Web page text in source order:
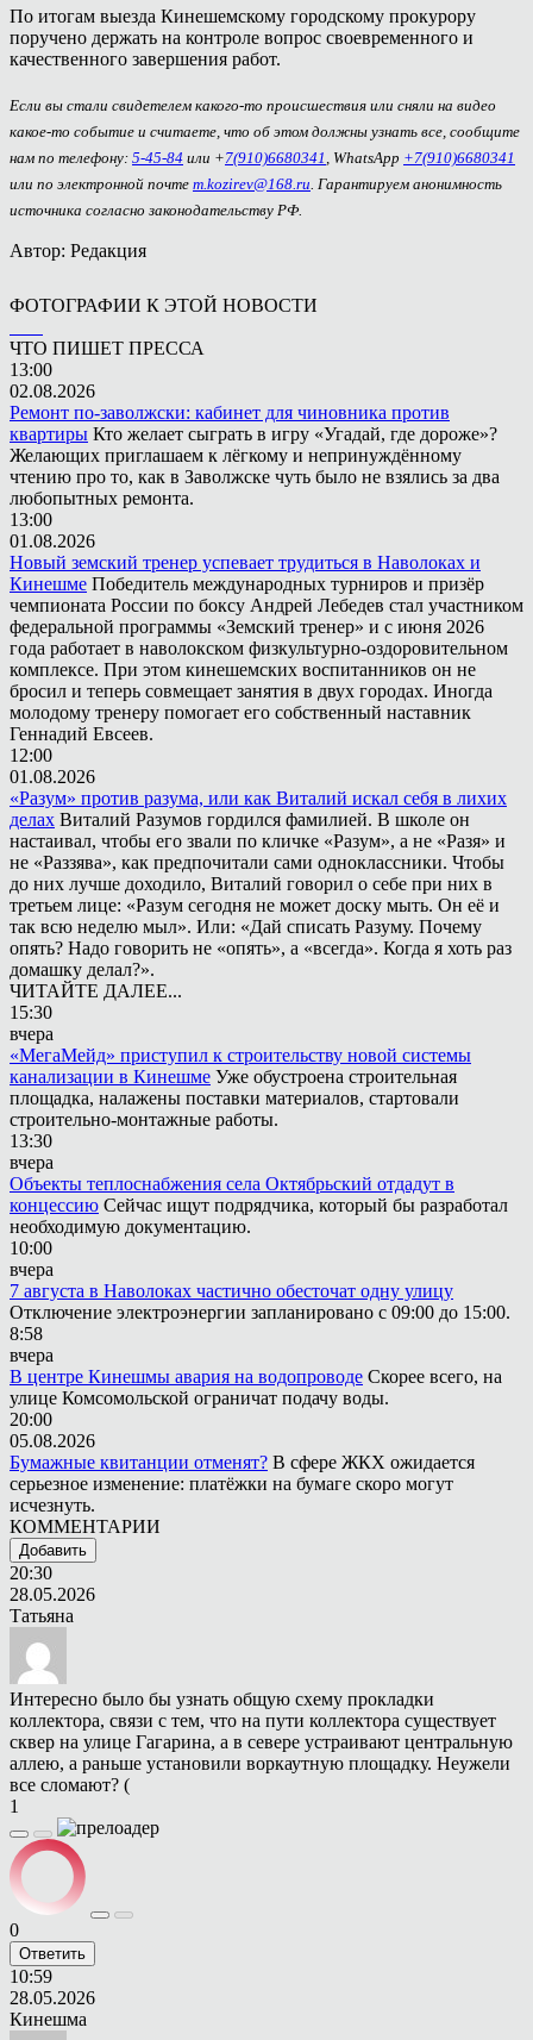
По итогам выезда Кинешемскому городскому прокурору
поручено держать на контроле вопрос своевременного и
качественного завершения работ.
Если вы стали свидетелем какого-то происшествия или сняли на видео
какое-то событие и считаете, что об этом должны узнать все, сообщите
нам по телефону: 5-45-84 или +7(910)6680341 , WhatsApp +7(910)6680341
или по электронной почте m.kozirev@168.ru. Гарантируем анонимность
источника согласно законодательству РФ.
Автор: Редакция
ФОТОГРАФИИ К ЭТОЙ НОВОСТИ
ЧТО ПИШЕТ ПРЕССА
13:00
02.08.2026
Ремонт по-заволжски: кабинет для чиновника против
квартиры Кто желает сыграть в игру «Угадай, где дороже»?
Желающих приглашаем к лёгкому и непринуждённому
чтению про то, как в Заволжске чуть было не взялись за два
любопытных ремонта.
13:00
01.08.2026
Новый земский тренер успевает трудиться в Наволоках и
Кинешме Победитель международных турниров и призёр
чемпионата России по боксу Андрей Лебедев стал участником
федеральной программы «Земский тренер» и с июня 2026
года работает в наволокском физкультурно-оздоровительном
комплексе. При этом кинешемских воспитанников он не
бросил и теперь совмещает занятия в двух городах. Иногда
молодому тренеру помогает его собственный наставник
Геннадий Евсеев.
12:00
01.08.2026
«Разум» против разума, или как Виталий искал себя в лихих
делах Виталий Разумов гордился фамилией. В школе он
настаивал, чтобы его звали по кличке «Разум», а не «Разя» и
не «Раззява», как предпочитали сами одноклассники. Чтобы
до них лучше доходило, Виталий говорил о себе при них в
третьем лице: «Разум сегодня не может доску мыть. Он её и
так всю неделю мыл». Или: «Дай списать Разуму. Почему
опять? Надо говорить не «опять», а «всегда». Когда я хоть раз
домашку делал?».
ЧИТАЙТЕ ДАЛЕЕ...
15:30
вчера
«МегаМейд» приступил к строительству новой системы
канализации в Кинешме Уже обустроена строительная
площадка, налажены поставки материалов, стартовали
строительно-монтажные работы.
13:30
вчера
Объекты теплоснабжения села Октябрьский отдадут в
концессию Сейчас ищут подрядчика, который бы разработал
необходимую документацию.
10:00
вчера
7 августа в Наволоках частично обесточат одну улицу
Отключение электроэнергии запланировано с 09:00 до 15:00.
8:58
вчера
В центре Кинешмы авария на водопроводе Скорее всего, на
улице Комсомольской ограничат подачу воды.
20:00
05.08.2026
Бумажные квитанции отменят? В сфере ЖКХ ожидается
серьезное изменение: платёжки на бумаге скоро могут
исчезнуть.
КОММЕНТАРИИ
Добавить
20:30
28.05.2026
Татьяна
Интересно было бы узнать общую схему прокладки
коллектора, связи с тем, что на пути коллектора существует
сквер на улице Гагарина, а в севере устраивают центральную
аллею, а раньше установили воркаутную площадку. Неужели
все сломают? (
1
0
Ответить
10:59
28.05.2026
Кинешма